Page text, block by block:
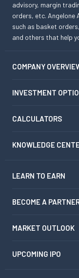
advisory, margin
orders, etc.
such as basket
and others that help
COMPANY
INVESTMENT
CALCULATORS
KNOWLEDGE
LEARN TO EARN
BECOME A
MARKET OUTLOOK
UPCOMING IPO